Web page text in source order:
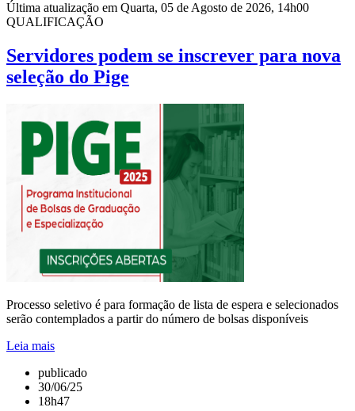
Última atualização em Quarta, 05 de Agosto de 2026, 14h00
QUALIFICAÇÃO
Servidores podem se inscrever para nova
seleção do Pige
Processo seletivo é para formação de lista de espera e selecionados
serão contemplados a partir do número de bolsas disponíveis
Leia mais
publicado
30/06/25
18h47